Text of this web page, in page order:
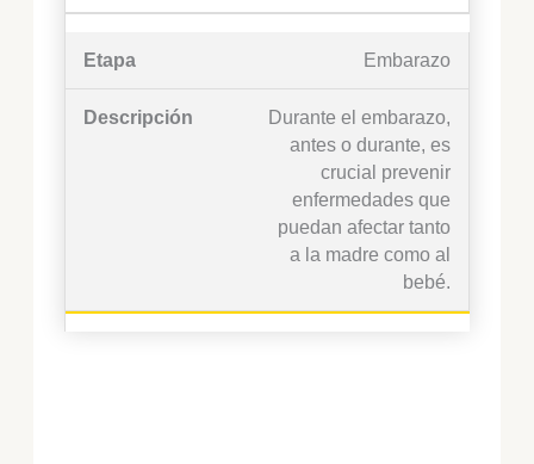
Embarazo
Durante el embarazo,
antes o durante, es
crucial prevenir
enfermedades que
puedan afectar tanto
a la madre como al
bebé.